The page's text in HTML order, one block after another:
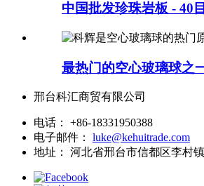
中国批发珍珠岩板 - 40
最热门的空心玻璃球之
邢台科汇商贸有限公司
电话：
+86-18331950388
电子邮件：
luke@kehuitrade.com
地址：
河北省邢台市信都区李村